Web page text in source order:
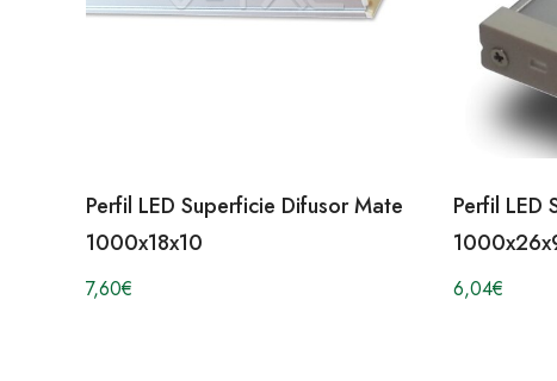
Perfil LED Superficie Difusor Mate
1000x18x10
7,60€
Perfil LED
6,04€